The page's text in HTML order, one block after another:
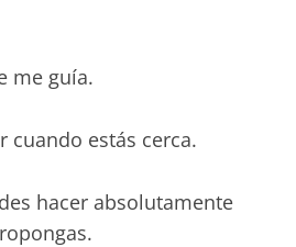
me guía.
cuando estás cerca.
hacer absolutamente